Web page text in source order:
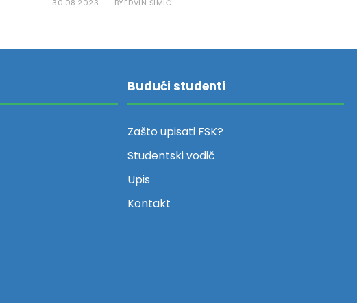
30.08.2023. BYEDVIN ŠIMIĆ
Budući studenti
Zašto upisati FSK?
Studentski vodič
Upis
Kontakt